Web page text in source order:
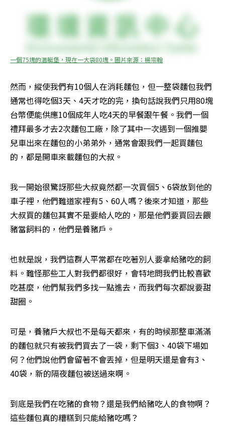
一個75塊的潛艇堡，現在一大袋80塊。圖片來源：楊宗翰
然而，縱使我們有10個人在消耗麵包，但一整袋麵包我們
通常也得吃個3天、4天才吃的完，換句話說我們只用80塊
台幣便能供應10個成年人吃4天的早餐跟午餐。我們一個
禮拜最多才去2次麵包工廠，除了其中一次遇到一個推嬰
兒車出來在麵包的小弟弟外，通常會跟我們一起買麵包
的，都是開車來載麵包的大叔。
我一開始很驚訝那些大叔竟然都一次買個5、6袋放到他的
車子裡，他們難道家裡有5、60人嗎？後來才知道，那些
大叔買的麵包其實不是要給人吃的，那是他們要買回去餵
豬當飼料的，他們是養豬戶。
也就是說，我們這群人平常都在吃著別人要拿給豬吃的飼
料。難怪那些工人對我們都很好，會特地問我們比較喜歡
吃甚麼，他們幫我們多找一點進去，而我們每次都說要甜
甜圈。
可是，養豬戶大叔也不是每天都來，有的時候那整車滿滿
的麵包就只有被我們買去了一袋，剩下個3、40袋下場如
何？他們說他們會留著不會丟掉，但是明天還是會有3、
40袋，新的隔夜麵包被送過來啊。
到底是我們在吃豬的食物？還是我們給豬吃人的食物啊？
這些麵包真的糟糕到只能給豬吃嗎？